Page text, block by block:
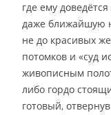
где ему
даже ближайшую
не до красивых
потомков и «суд
живописным
либо гордо
готовый,